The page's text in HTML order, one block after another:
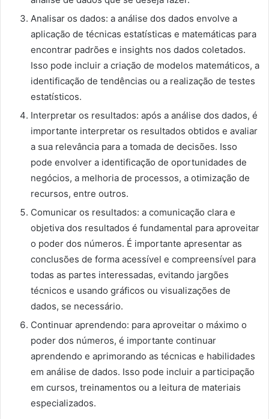
Analisar os dados: a análise dos dados envolve a
aplicação de técnicas estatísticas e matemáticas para
encontrar padrões e insights nos dados coletados.
Isso pode incluir a criação de modelos matemáticos, a
identificação de tendências ou a realização de testes
estatísticos.
Interpretar os resultados: após a análise dos dados, é
importante interpretar os resultados obtidos e avaliar
a sua relevância para a tomada de decisões. Isso
pode envolver a identificação de oportunidades de
negócios, a melhoria de processos, a otimização de
recursos, entre outros.
Comunicar os resultados: a comunicação clara e
objetiva dos resultados é fundamental para aproveitar
o poder dos números. É importante apresentar as
conclusões de forma acessível e compreensível para
todas as partes interessadas, evitando jargões
técnicos e usando gráficos ou visualizações de
dados, se necessário.
Continuar aprendendo: para aproveitar o máximo o
poder dos números, é importante continuar
aprendendo e aprimorando as técnicas e habilidades
em análise de dados. Isso pode incluir a participação
em cursos, treinamentos ou a leitura de materiais
especializados.